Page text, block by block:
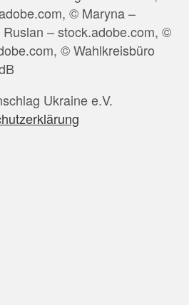
© Maryna –
– stock.adobe.com, ©
© Wahlkreisbüro
Ukraine e.V.